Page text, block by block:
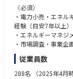
次世代原子力シス
の日本法人です。
日本が世界に誇る高
させ、クリーンエネ
目指しています。
私たちは、日本の技
社会の実現に貢献
発展に寄与していく
主な業務
■ プロダクト戦略立
・エネルギーマネジ
競合分析・業界動向
・顧客課題・ニーズ
■ プロダクト企画・
〈必須〉
・電力小売・エネル
経験（目安7年以上）
・エネルギーマネジ
・市場調査・事業企
・プロジェクトマネ
・高いステークホル
・ネイティブレベル
従業員数
288名 （2025年4月